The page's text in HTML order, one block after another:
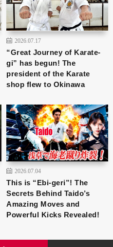
2026.07.17
“Great Journey of Karate-
gi” has begun! The
president of the Karate
shop flew to Okinawa
2026.07.04
This is “Ebi-geri”! The
Secrets Behind Taido’s
Amazing Moves and
Powerful Kicks Revealed!